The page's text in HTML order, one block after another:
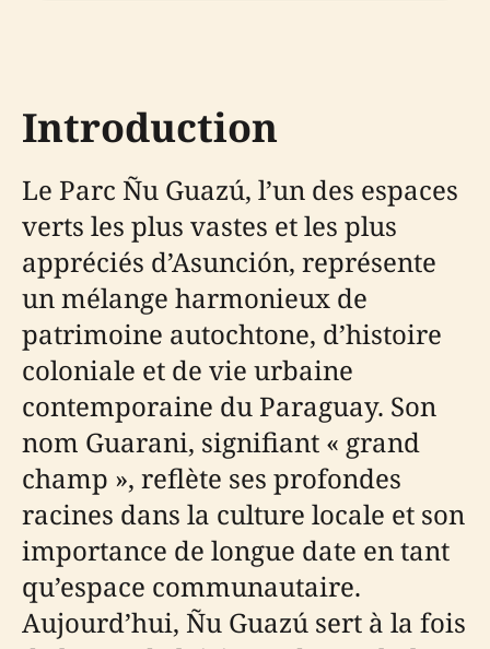
Introduction
Le Parc Ñu Guazú, l’un des espaces
verts les plus vastes et les plus
appréciés d’Asunción, représente
un mélange harmonieux de
patrimoine autochtone, d’histoire
coloniale et de vie urbaine
contemporaine du Paraguay. Son
nom Guarani, signifiant « grand
champ », reflète ses profondes
racines dans la culture locale et son
importance de longue date en tant
qu’espace communautaire.
Aujourd’hui, Ñu Guazú sert à la fois